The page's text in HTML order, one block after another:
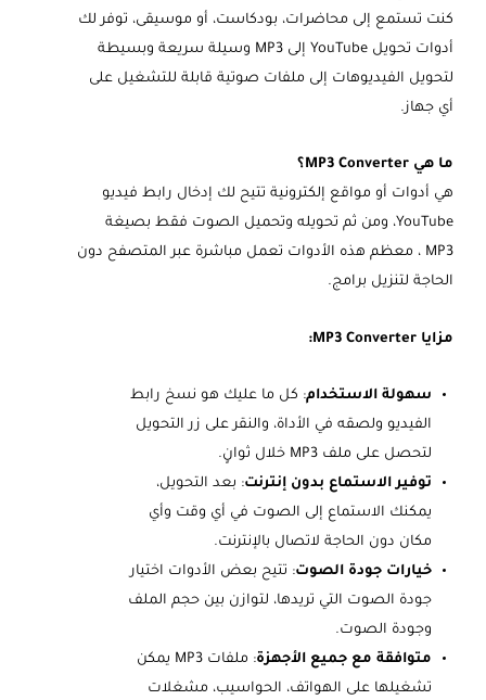
كنت تستمع إلى محاضرات، بودكاست، أو موسيقى، توفر لك
أدوات تحويل YouTube إلى MP3 وسيلة سريعة وبسيطة
لتحويل الفيديوهات إلى ملفات صوتية قابلة للتشغيل على
أي جهاز.
ما هي MP3 Converter؟
هي أدوات أو مواقع إلكترونية تتيح لك إدخال رابط فيديو
YouTube، ومن ثم تحويله وتحميل الصوت فقط بصيغة
MP3 ، معظم هذه الأدوات تعمل مباشرة عبر المتصفح دون
الحاجة لتنزيل برامج.
مزايا MP3 Converter:
سهولة الاستخدام: كل ما عليك هو نسخ رابط
الفيديو ولصقه في الأداة، والنقر على زر التحويل
لتحصل على ملف MP3 خلال ثوانٍ.
توفير الاستماع بدون إنترنت: بعد التحويل،
يمكنك الاستماع إلى الصوت في أي وقت وأي
مكان دون الحاجة لاتصال بالإنترنت.
خيارات جودة الصوت: تتيح بعض الأدوات اختيار
جودة الصوت التي تريدها، لتوازن بين حجم الملف
وجودة الصوت.
متوافقة مع جميع الأجهزة
: ملفات MP3 يمكن
تشغيلها على الهواتف، الحواسيب، مشغلات